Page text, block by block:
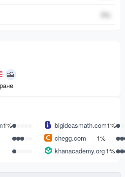
0%
1% bigideasmath.com1%
chegg.com
1%
khanacademy.org1%